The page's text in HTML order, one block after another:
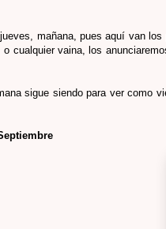
mañana, pues aquí van
cualquier vaina, los
sigue siendo para ver como